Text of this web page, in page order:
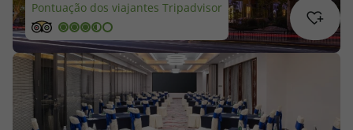
Blog TopViagens
Área de Cliente
Pontuação dos viajantes Tripadvisor